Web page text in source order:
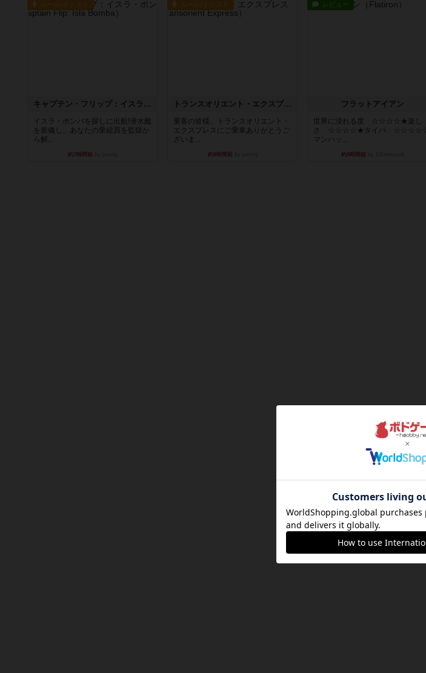
ルール/インスト
キャプテン・フリップ：イスラ・ボンバ
イスラ・ボンバを探しに出航!潜水艦
を装備し、あなたの乗組員を監獄か
ら解...
約7時間前
ルール/インスト
トランスオリエント・エクスプレス
乗客の皆様、トランスオリエント・
エクスプレスにご乗車ありがとうご
ざいま...
約8時間前
レビュー
フラットアイアン
世界に浸れる度 ☆☆☆☆★楽し
さ ☆☆☆☆★タイパ ☆☆☆☆☆
マンハッ...
約9時間前